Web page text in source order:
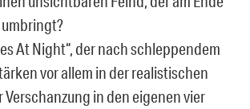
At Night“, der nach schleppendem
vor allem in der realistischen
in den eigenen vier